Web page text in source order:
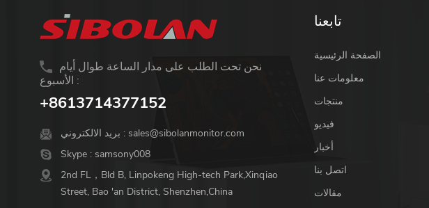
نحن تحت الطلب على مدار الساعة طوال أيام
الأسبوع :
+8613714377152
بريد الالكتروني : sales@sibolanmonitor.com
Skype : samsony008
2nd FL，Bld B, Linpokeng High-tech Park,Xinqiao
Street, Bao 'an District, Shenzhen,China
تابعنا
الصفحة الرئيسية
معلومات عنا
منتجات
فيديو
أخبار
اتصل بنا
مقالات